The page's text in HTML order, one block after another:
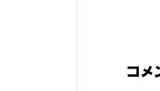
コメ